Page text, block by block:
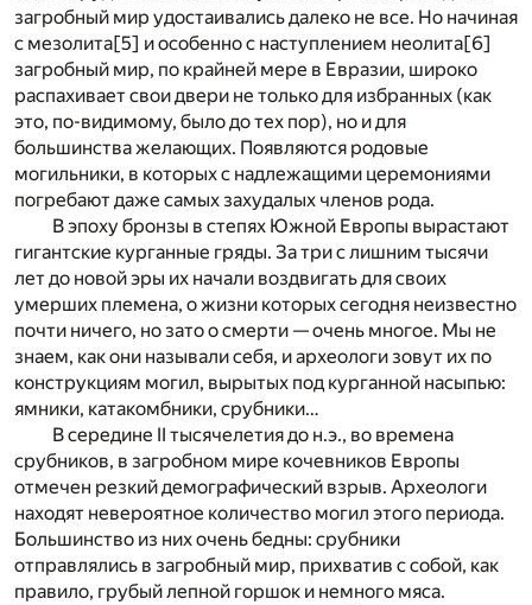
загробный мир удостаивались далеко не все. Но начиная
с мезолита[5] и особенно с наступлением неолита[6]
загробный мир, по крайней мере в Евразии, широко
распахивает свои двери не только для избранных (как
это, по-видимому, было до тех пор), но и для
большинства желающих. Появляются родовые
могильники, в которых с надлежащими церемониями
погребают даже самых захудалых членов рода.
В эпоху бронзы в степях Южной Европы вырастают
гигантские курганные гряды. За три с лишним тысячи
лет до новой эры их начали воздвигать для своих
умерших племена, о жизни которых сегодня неизвестно
почти ничего, но зато о смерти — очень многое. Мы не
знаем, как они называли себя, и археологи зовут их по
конструкциям могил, вырытых под курганной насыпью:
ямники, катакомбники, срубники…
В середине II тысячелетия до н.э., во времена
срубников, в загробном мире кочевников Европы
отмечен резкий демографический взрыв. Археологи
находят невероятное количество могил этого периода.
Большинство из них очень бедны: срубники
отправлялись в загробный мир, прихватив с собой, как
правило, грубый лепной горшок и немного мяса.